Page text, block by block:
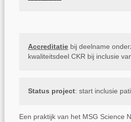
Accreditatiebij deelname
kwaliteitsdeel CKR bij inclusie
Status project: start inclusie
Een praktijk van het MSG Science